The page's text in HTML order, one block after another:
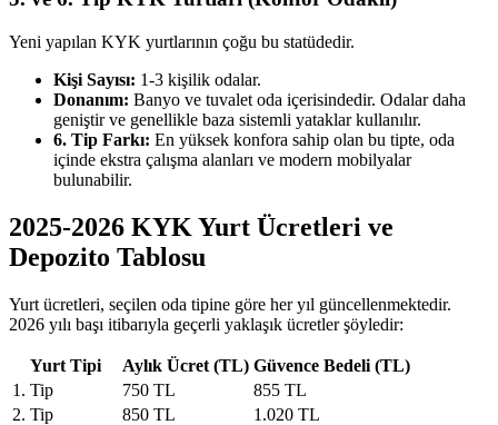
Yeni yapılan KYK yurtlarının çoğu bu statüdedir.
Kişi Sayısı: 1-3 kişilik odalar.
Donanım: Banyo ve tuvalet oda içerisindedir. Odalar daha
geniştir ve genellikle baza sistemli yataklar kullanılır.
6. Tip Farkı: En yüksek konfora sahip olan bu tipte, oda
içinde ekstra çalışma alanları ve modern mobilyalar
bulunabilir.
2025-2026 KYK Yurt Ücretleri ve
Depozito Tablosu
Yurt ücretleri, seçilen oda tipine göre her yıl güncellenmektedir.
2026 yılı başı itibarıyla geçerli yaklaşık ücretler şöyledir:
Yurt Tipi Aylık Ücret (TL) Güvence Bedeli (TL)
1. Tip
750 TL
855 TL
2. Tip
850 TL
1.020 TL